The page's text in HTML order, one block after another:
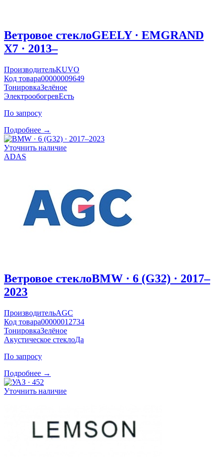
Ветровое стеклоGEELY · EMGRAND
X7 · 2013–
ПроизводительKUVO
Код товара00000009649
ТонировкаЗелёное
ЭлектрообогревЕсть
По запросу
Подробнее →
Уточнить наличие
ADAS
Ветровое стеклоBMW · 6 (G32) · 2017–
2023
ПроизводительAGC
Код товара00000012734
ТонировкаЗелёное
Акустическое стеклоДа
По запросу
Подробнее →
Уточнить наличие